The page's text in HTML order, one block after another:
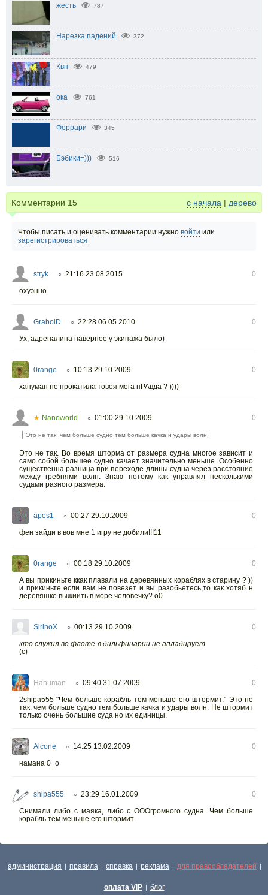
жесть 787
Нарезка падений 372
Квн 479
ока 761
Феррари 345
Бэбики=))) 516
Комментарии 15 с начала | дерево
Чтобы писать и оценивать комментарии нужно войти или
зарегистрироваться
stryk ○ 21:16 23.08.2015
0
охуэнно
GraboiD ○ 22:28 06.05.2010
0
Ух, адреналина наверное у экипажа было)
0range ○ 10:13 29.10.2009
0
хануман не прокатила товоя мега пРАвда ? ))))
★ Nanoworld ○ 01:00 29.10.2009 0
Это не так, чем больше судно тем больше качка и удары волн.
Это не так. Во время шторма от размера судна многое зависит и
само собой большее судно качает значительно меньше. Особенно
существенна разница при переходе длины судна через расстояние
между гребнями волн. Знаю потому как управлял несколькими
судами разного размера.
apes1 ○ 00:27 29.10.2009
0
фен зайди в вов мне 1 игру не добили!!!11
0range ○ 00:18 29.10.2009
0
А вы прикиньте ккак плавали на деревянных кораблях в старину ? ))
и прикиньте если вам не повезет и вы разобьетесь,то как хотяб н
деревяшке выжиить в море человечку? o0
SirinoX ○ 00:13 29.10.2009
0
кто служил во флоте-в дильфинарии не апладирует
(с)
Hanuman ○ 09:40 31.07.2009
0
2shipa555 "Чем больше корабль тем меньше его штормит." Это не
так, чем больше судно тем больше качка и удары волн. Не штормит
только очень большие суда но их единицы.
Alcone ○ 14:25 13.02.2009
0
намана 0_о
shipa555 ○ 23:29 16.01.2009
0
Снимали либо с маяка, либо с ОООгромного судна. Чем больше
корабль тем меньше его штормит.
администрация | правила | справка | реклама | для правообладателей |
оплата VIP | блог